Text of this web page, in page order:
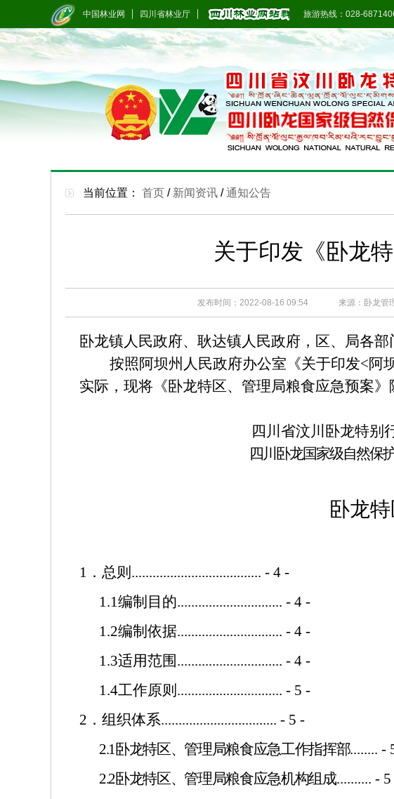
中国林业网 四川省林业厅 旅游热线：028-
当前位置： 首页 / 新闻资讯 /通知公告
关于印发《卧龙
发布时间：2022-08-16 09:54 来源：卧龙管
卧龙镇人民政府、耿达镇人民政府，区、局各
按照阿坝州人民政府办公室《关于印发<阿
实际，现将《卧龙特区、管理局粮食应急预案》
四川省汶川卧龙特别
四川卧龙国家级自然保
卧龙
1 ．总则 ..................................... - 4 -
1.1编制目的.............................. - 4 -
1.2编制依据.............................. - 4 -
1.3适用范围.............................. - 4 -
1.4工作原则 .............................. - 5 -
2 ．组织体系................................. - 5 -
2.1卧龙特区、管理局粮食应急工作指挥部........-
2.2卧龙特区、管理局粮食应急机构组成.......... - 5